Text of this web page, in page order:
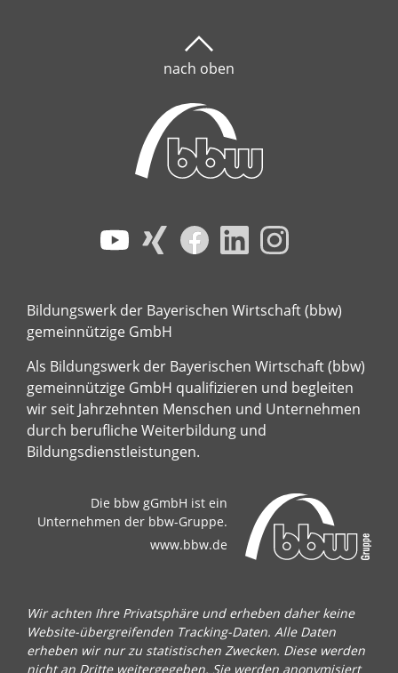
nach oben
Bildungswerk der Bayerischen Wirtschaft (bbw)
gemeinnützige GmbH
Als Bildungswerk der Bayerischen Wirtschaft (bbw)
gemeinnützige GmbH qualifizieren und begleiten
wir seit Jahrzehnten Menschen und Unternehmen
durch berufliche Weiterbildung und
Bildungsdienstleistungen.
Die bbw gGmbH ist ein
Unternehmen der bbw-Gruppe.
www.bbw.de
Wir achten Ihre Privatsphäre und erheben daher keine
Website-übergreifenden Tracking-Daten. Alle Daten
erheben wir nur zu statistischen Zwecken. Diese werden
nicht an Dritte weitergegeben. Sie werden anonymisiert